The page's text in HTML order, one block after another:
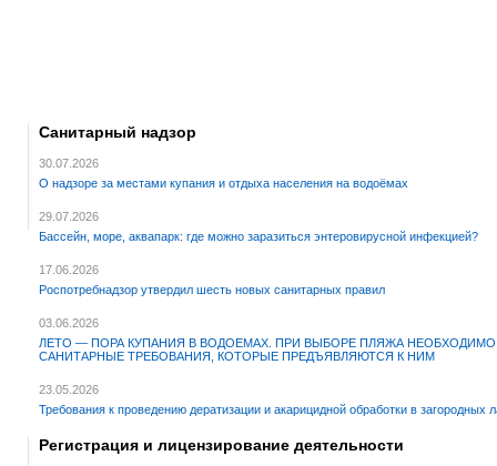
Санитарный надзор
30.07.2026
О надзоре за местами купания и отдыха населения на водоёмах
29.07.2026
Бассейн, море, аквапарк: где можно заразиться энтеровирусной инфекцией?
17.06.2026
Роспотребнадзор утвердил шесть новых санитарных правил
03.06.2026
ЛЕТО — ПОРА КУПАНИЯ В ВОДОЕМАХ. ПРИ ВЫБОРЕ ПЛЯЖА НЕОБХОДИМО
САНИТАРНЫЕ ТРЕБОВАНИЯ, КОТОРЫЕ ПРЕДЪЯВЛЯЮТСЯ К НИМ
23.05.2026
Требования к проведению дератизации и акарицидной обработки в загородных
Регистрация и лицензирование деятельности